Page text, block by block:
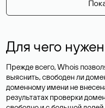
Для чего
Прежде всего, Whois
выяснить, свободен ли
доменному имени не
результатах проверки